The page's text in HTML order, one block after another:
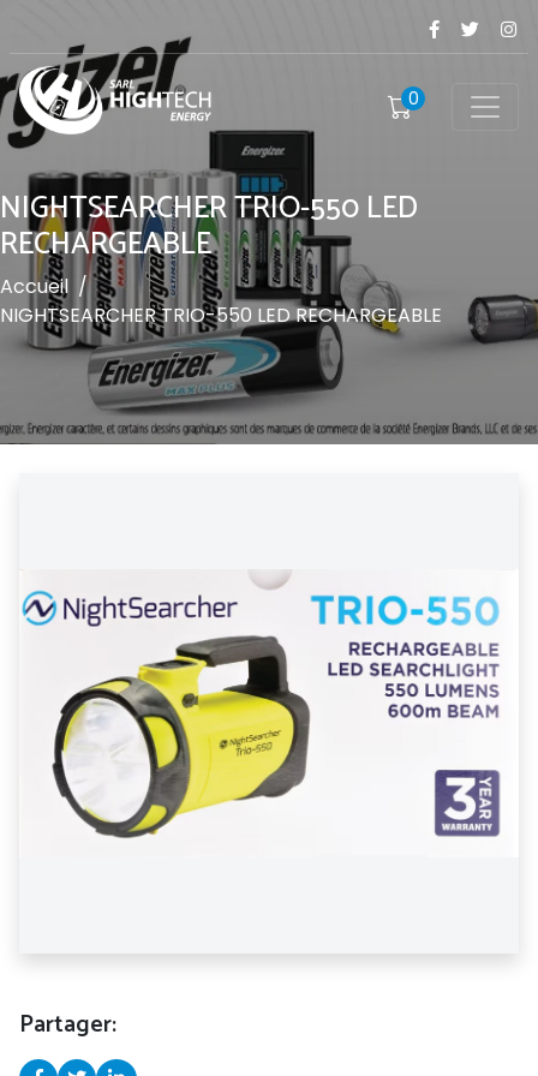
0
NIGHTSEARCHER TRIO-550 LED
RECHARGEABLE
Accueil /
NIGHTSEARCHER TRIO-550 LED RECHARGEABLE
Partager: